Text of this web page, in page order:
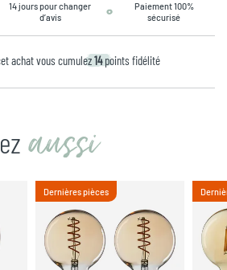
14 jours pour changer
d’avis
Paiement 100%
sécurisé
achat vous cumulez14 points fidélité
aussi
Dernières pièces